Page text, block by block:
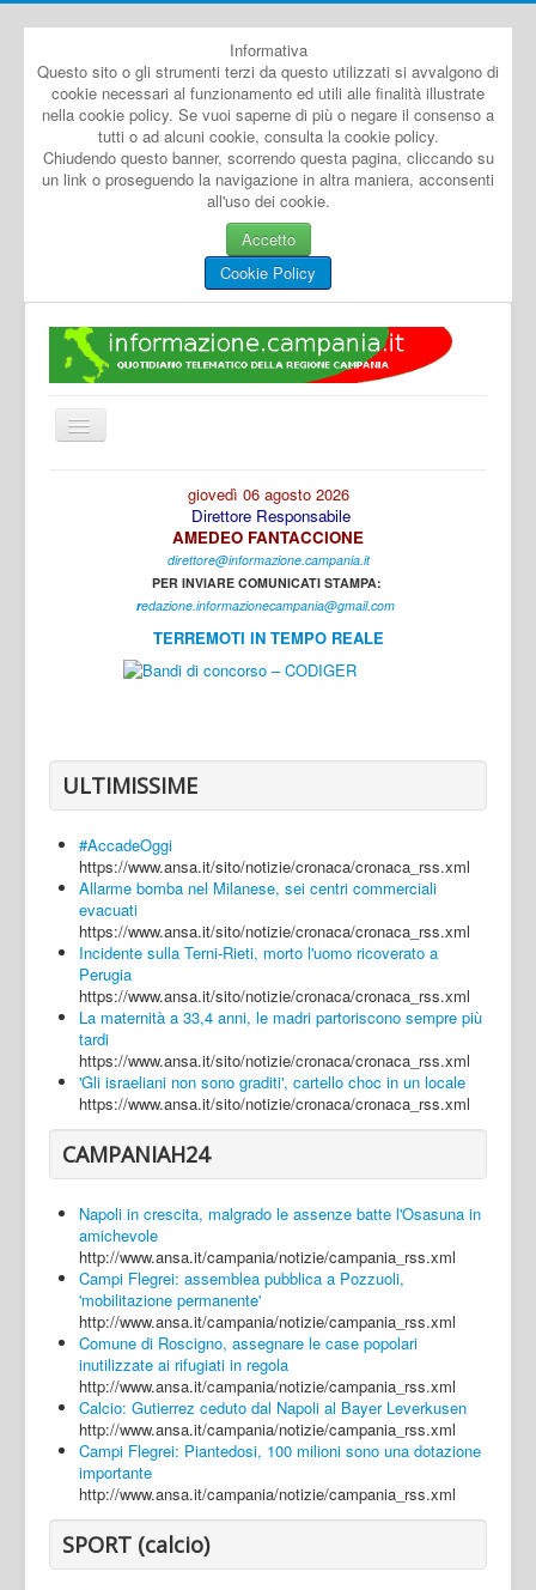
Informativa
Questo sito o gli strumenti terzi da questo utilizzati si avvalgono di
cookie necessari al funzionamento ed utili alle finalità illustrate
nella cookie policy. Se vuoi saperne di più o negare il consenso a
tutti o ad alcuni cookie, consulta la cookie policy.
Chiudendo questo banner, scorrendo questa pagina, cliccando su
un link o proseguendo la navigazione in altra maniera, acconsenti
all'uso dei cookie.
Accetto
Cookie Policy
Cambia
navigazione
Caserta
Napoli
Salerno
Login
giovedì 06 agosto 2026
Direttore Responsabile
AMEDEO FANTACCIONE
direttore@informazione.campania.it
PER INVIARE COMUNICATI STAMPA:
redazione.informazionecampania@gmail.com
TERREMOTI IN TEMPO REALE
ULTIMISSIME
#AccadeOggi
https://www.ansa.it/sito/notizie/cronaca/cronaca_rss.xml
Allarme bomba nel Milanese, sei centri commerciali
evacuati
https://www.ansa.it/sito/notizie/cronaca/cronaca_rss.xml
Incidente sulla Terni-Rieti, morto l'uomo ricoverato a
Perugia
https://www.ansa.it/sito/notizie/cronaca/cronaca_rss.xml
La maternità a 33,4 anni, le madri partoriscono sempre più
tardi
https://www.ansa.it/sito/notizie/cronaca/cronaca_rss.xml
'Gli israeliani non sono graditi', cartello choc in un locale
https://www.ansa.it/sito/notizie/cronaca/cronaca_rss.xml
CAMPANIAH24
Napoli in crescita, malgrado le assenze batte l'Osasuna in
amichevole
http://www.ansa.it/campania/notizie/campania_rss.xml
Campi Flegrei: assemblea pubblica a Pozzuoli,
'mobilitazione permanente'
http://www.ansa.it/campania/notizie/campania_rss.xml
Comune di Roscigno, assegnare le case popolari
inutilizzate ai rifugiati in regola
http://www.ansa.it/campania/notizie/campania_rss.xml
Calcio: Gutierrez ceduto dal Napoli al Bayer Leverkusen
http://www.ansa.it/campania/notizie/campania_rss.xml
Campi Flegrei: Piantedosi, 100 milioni sono una dotazione
importante
http://www.ansa.it/campania/notizie/campania_rss.xml
SPORT (calcio)